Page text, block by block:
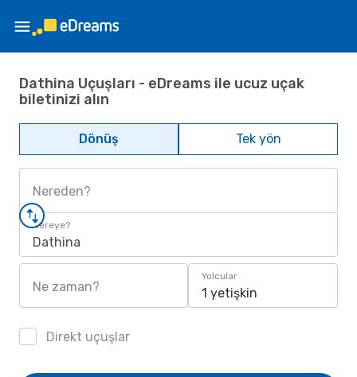
Dathina Uçuşları - eDreams ile ucuz uçak
biletinizi alın
Dönüş Tek yön
Nereden?
Nereye?
Dathina
Ne zaman?
Yolcular
1 yetişkin
Direkt uçuşlar